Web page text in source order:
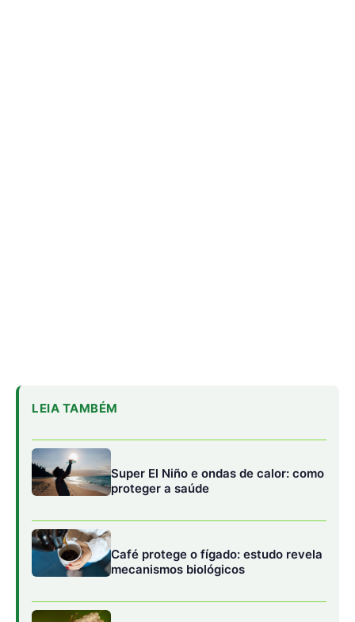
Sedentarismo e saúde mental: uma relação
preocupante
O comportamento sedentário entre adolescentes tem se
tornado um problema global, com impactos significativos
tanto na saúde física quanto mental. A falta de atividade
eletrônicos, tem sido associada ao aumento de